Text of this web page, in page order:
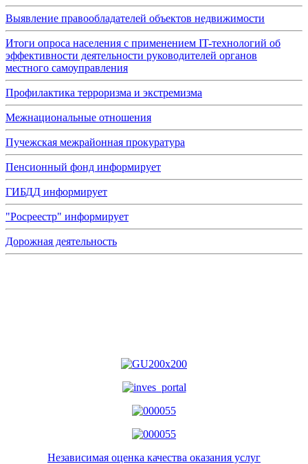
Выявление правообладателей объектов недвижимости
Итоги опроса населения с применением IT-технологий об
эффективности деятельности руководителей органов
местного самоуправления
Профилактика терроризма и экстремизма
Межнациональные отношения
Пучежская межрайонная прокуратура
Пенсионный фонд информирует
ГИБДД информирует
"Росреестр" информирует
Дорожная деятельность
Независимая оценка качества оказания услуг